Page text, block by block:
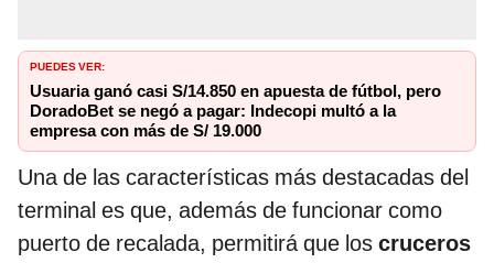
PUEDES VER:
Usuaria ganó casi S/14.850 en apuesta de fútbol, pero
DoradoBet se negó a pagar: Indecopi multó a la
empresa con más de S/ 19.000
Una de las características más destacadas del
terminal es que, además de funcionar como
puerto de recalada, permitirá que los cruceros